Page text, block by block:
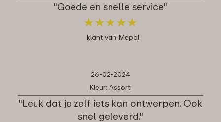
"Goede en snelle service"
★★★★★
★★★★★
klant van Mepal
26-02-2024
Kleur: Assorti
"Leuk dat je zelf iets kan ontwerpen. Ook
snel geleverd."